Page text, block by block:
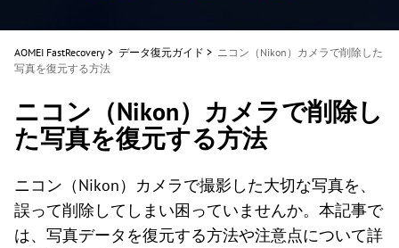
AOMEI FastRecovery > データ復元ガイド > ニコン（Nikon）カメラで削除した
写真を復元する方法
ニコン（Nikon）カメラで削除し
た写真を復元する方法
ニコン（Nikon）カメラで撮影した大切な写真を、
誤って削除してしまい困っていませんか。本記事で
は、写真データを復元する方法や注意点について詳